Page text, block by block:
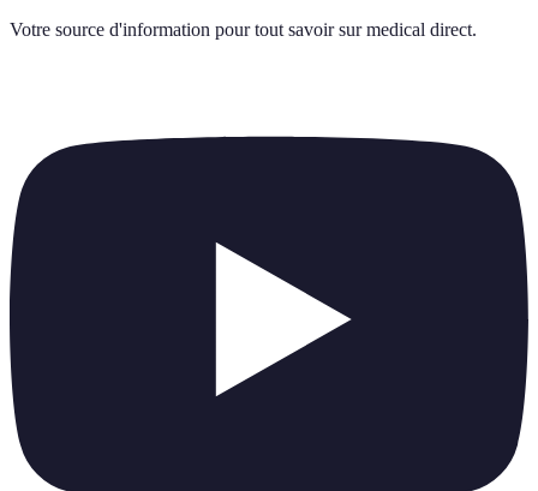
Votre source d'information pour tout savoir sur medical direct.